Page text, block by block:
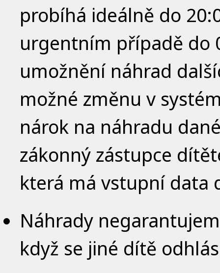
probíhá ideálně do
urgentním případě do
umožnění náhrad
možné změnu v
nárok na náhradu
zákonný zástupce
která má vstupní data
Náhrady
když se jiné dítě